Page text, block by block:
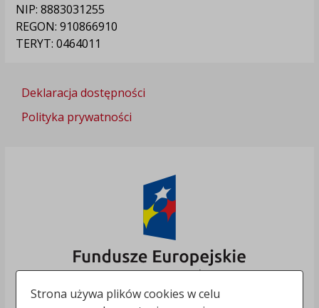
NIP: 8883031255
REGON: 910866910
TERYT: 0464011
Deklaracja dostępności
Polityka prywatności
Strona używa plików cookies w celu